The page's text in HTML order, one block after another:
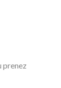
prenez